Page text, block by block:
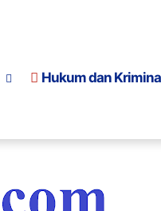
Hukum dan